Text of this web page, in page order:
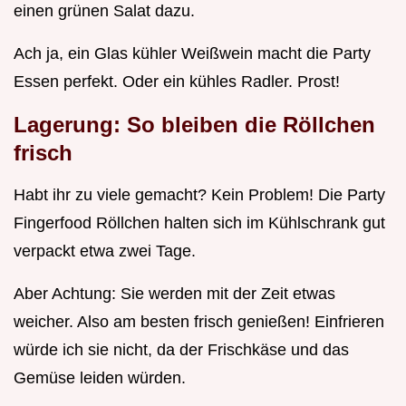
einen grünen Salat dazu.
Ach ja, ein Glas kühler Weißwein macht die Party
Essen perfekt. Oder ein kühles Radler. Prost!
Lagerung: So bleiben die Röllchen
frisch
Habt ihr zu viele gemacht? Kein Problem! Die Party
Fingerfood Röllchen halten sich im Kühlschrank gut
verpackt etwa zwei Tage.
Aber Achtung: Sie werden mit der Zeit etwas
weicher. Also am besten frisch genießen! Einfrieren
würde ich sie nicht, da der Frischkäse und das
Gemüse leiden würden.